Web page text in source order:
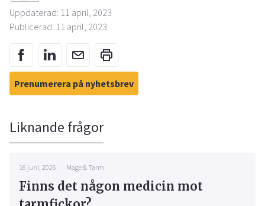
Uppdaterad: 11 april, 2023
Publicerad: 11 april, 2023
Prenumerera på nyhetsbrev
Liknande frågor
16 juni, 2026 Mage & Tarm
Finns det någon medicin mot